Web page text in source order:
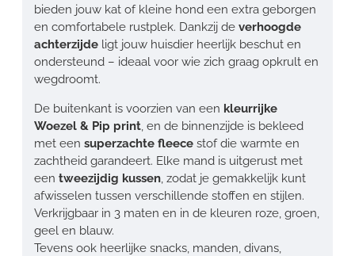
bieden jouw kat of kleine hond een extra geborgen
en comfortabele rustplek. Dankzij de verhoogde
achterzijde ligt jouw huisdier heerlijk beschut en
ondersteund – ideaal voor wie zich graag opkrult en
wegdroomt.
De buitenkant is voorzien van een kleurrijke
Woezel & Pip print, en de binnenzijde is bekleed
met een superzachte fleece stof die warmte en
zachtheid garandeert. Elke mand is uitgerust met
een tweezijdig kussen, zodat je gemakkelijk kunt
afwisselen tussen verschillende stoffen en stijlen.
Verkrijgbaar in 3 maten en in de kleuren roze, groen,
geel en blauw.
Tevens ook heerlijke snacks, manden, divans,